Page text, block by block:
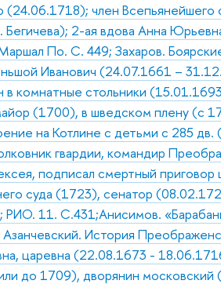
(24.06.1718); член
Бегичева); 2-ая вдова Анна
По. С. 449; Захаров.
Иванович (24.07.1661 –
комнатные стольники
(1700), в шведском плену (с
на Котлине с детьми с 285
гвардии, командир
подписал смертный
суда (1723), сенатор
11. С.431;Анисимов.
История
царевна (22.08.1673 -
до 1709), дворянин